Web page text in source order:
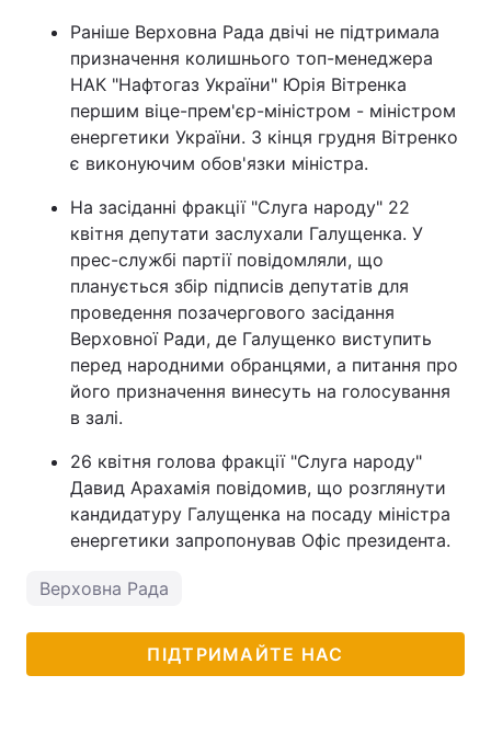
Відео з Youtube Статті
Інтерв'ю Думки
Архів Вакансії
Послуги
Тема оформлення
Раніше Верховна Рада двічі не підтримала
призначення колишнього топ-менеджера
НАК "Нафтогаз України" Юрія Вітренка
першим віце-прем'єр-міністром - міністром
енергетики України. З кінця грудня Вітренко
є виконуючим обов'язки міністра.
На засіданні фракції "Слуга народу" 22
квітня депутати заслухали Галущенка. У
прес-службі партії повідомляли, що
планується збір підписів депутатів для
проведення позачергового засідання
Верховної Ради, де Галущенко виступить
перед народними обранцями, а питання про
його призначення винесуть на голосування
в залі.
26 квітня голова фракції "Слуга народу"
Давид Арахамія повідомив, що розглянути
кандидатуру Галущенка на посаду міністра
енергетики запропонував Офіс президента.
Верховна Рада
ПІДТРИМАЙТЕ НАС